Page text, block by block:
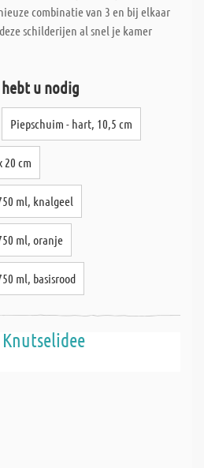
combinatie van 3 en bij elkaar
schilderijen al snel je kamer
u nodig
Piepschuim - hart, 10,5 cm
20 cm
ml, knalgeel
ml, oranje
ml, basisrood
Knutselidee